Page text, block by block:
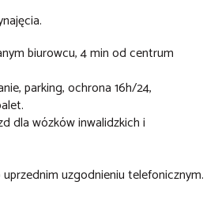
biurowcu, 4 min od centrum
parking, ochrona 16h/24,
dla wózków inwalidzkich i
uzgodnieniu telefonicznym.